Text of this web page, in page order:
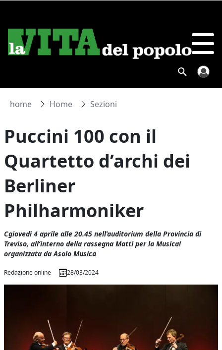
home Home Sezioni
Puccini 100 con il
Quartetto d’archi dei
Berliner
Philharmoniker
Cgiovedì 4 aprile alle 20.45 nell’auditorium della Provincia di
Treviso, all’interno della rassegna Matti per la Musica!
organizzata da Asolo Musica
Redazione online 28/03/2024